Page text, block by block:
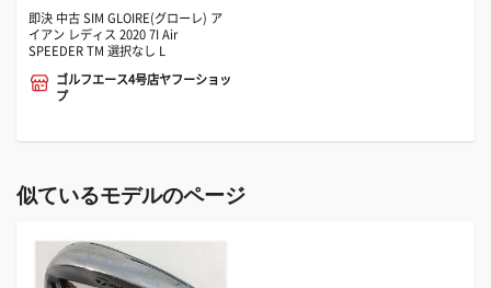
即決 中古 SIM GLOIRE(グローレ) ア
イアン レディス 2020 7I Air
SPEEDER TM 選択なし L
ゴルフエース4号店ヤフーショッ
プ
似ているモデルのページ